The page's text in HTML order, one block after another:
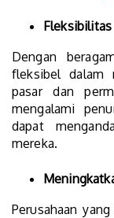
Dengan
fleksibel dalam
pasar dan
mengalami
dapat
mereka.
Perusahaan